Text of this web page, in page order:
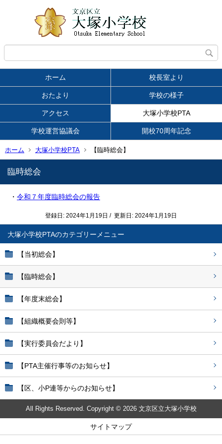
ホーム 校長室より
おたより 学校の様子
アクセス 大塚小学校PTA
学校運営協議会 開校70周年記念
ホーム 大塚小学校PTA 【臨時総会】
大塚小学校PTA
【当初総会】
【臨時総会】
【年度末総会】
【組織概要会則等】
【実行委員会だより】
【PTA主催行事等のお知らせ】
【区、小P連等からのお知らせ】
臨時総会
・ 令和７年度臨時総会の報告
登録日: 2024年1月19日 / 更新日: 2024年1月19日
All Rights Reserved. Copyright © 2026 文京区立大塚小学校
サイトマップ